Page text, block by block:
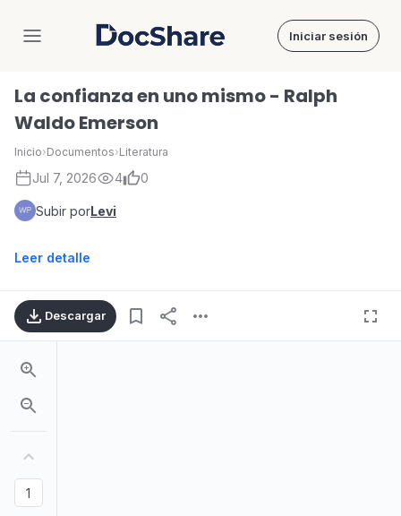
DocShare Iniciar sesión
La confianza en uno mismo - Ralph
Waldo Emerson
Inicio›Documentos›Literatura
Jul 7, 2026 4 0
Subir porLevi
Leer detalle
Descargar